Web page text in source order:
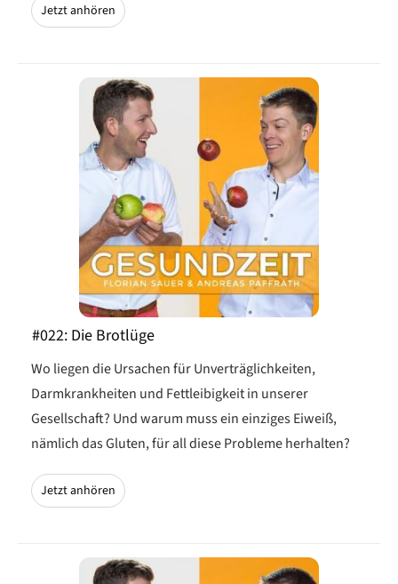
Jetzt anhören
#022: Die Brotlüge
Wo liegen die Ursachen für Unverträglichkeiten,
Darmkrankheiten und Fettleibigkeit in unserer
Gesellschaft? Und warum muss ein einziges Eiweiß,
nämlich das Gluten, für all diese Probleme herhalten?
Jetzt anhören